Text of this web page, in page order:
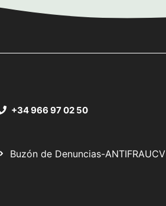
+34 966 97 02 50
Buzón de Denuncias-ANTIFRAUCV